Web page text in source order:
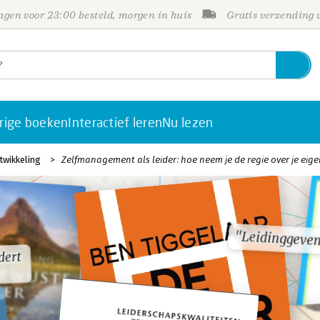
voor 23:00 besteld, morgen in huis Gratis verzending
boekenInteractief lerenNu lezen
Zelfmanagement als leider: hoe neem je de regie over je